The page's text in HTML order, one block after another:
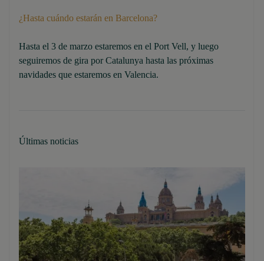
¿Hasta cuándo estarán en Barcelona?
Hasta el 3 de marzo estaremos en el Port Vell, y luego
seguiremos de gira por Catalunya hasta las próximas
navidades que estaremos en Valencia.
Últimas noticias